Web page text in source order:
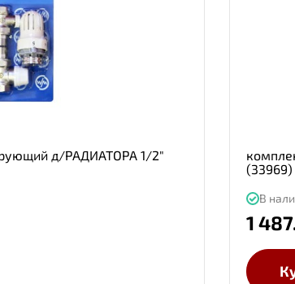
д/РАДИАТОРА 1/2"
(33969)
В
1